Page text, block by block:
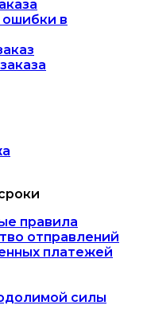
ошибки в
правила
отправлений
платежей
силы